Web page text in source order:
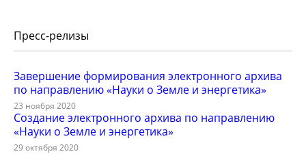
Пресс-релизы
Завершение формирования электронного архива
по направлению «Науки о Земле и энергетика»
23 ноября 2020
Создание электронного архива по направлению
«Науки о Земле и энергетика»
29 октября 2020